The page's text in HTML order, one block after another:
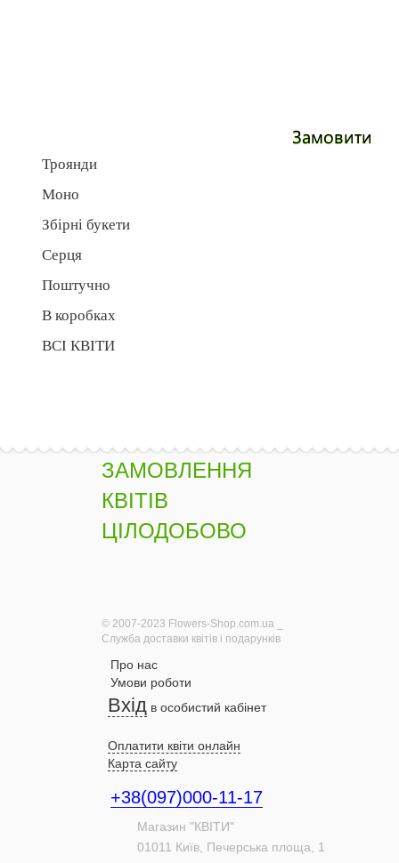
Замовити
Троянди
Моно
Збірні букети
Серця
Поштучно
В коробках
ВСІ КВІТИ
ЗАМОВЛЕННЯ
КВІТІВ
ЦІЛОДОБОВО
© 2007-2023 Flowers-Shop.com.ua _
Служба доставки квітів і подарунків
Про нас
Умови роботи
Вхід в особистий кабінет
Оплатити квіти онлайн
Карта сайту
+38(097)000-11-17
Магазин "КВІТИ"
01011 Київ, Печерська площа, 1